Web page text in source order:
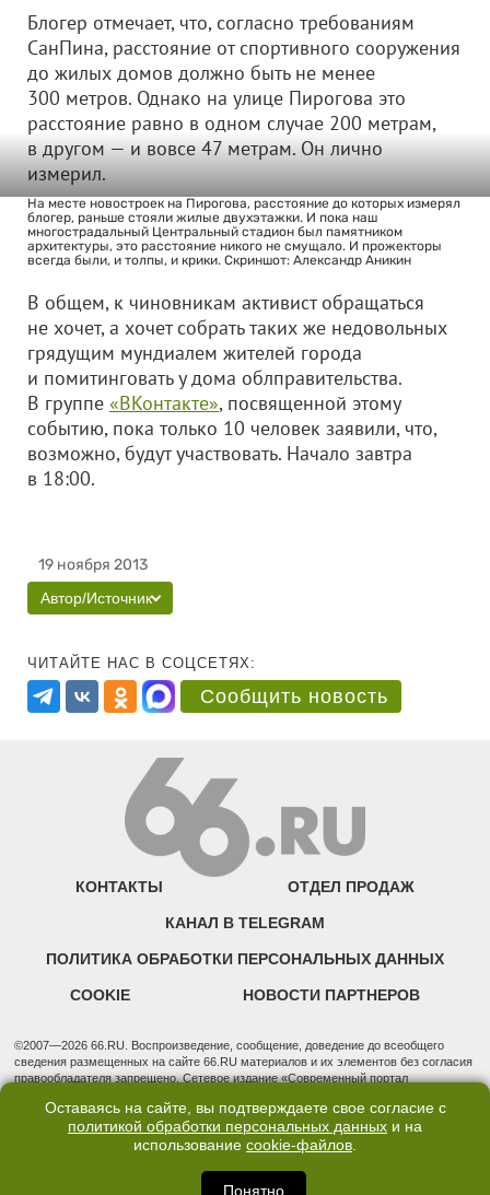
Блогер отмечает, что, согласно требованиям
СанПина, расстояние от спортивного сооружения
до жилых домов должно быть не менее
300 метров. Однако на улице Пирогова это
расстояние равно в одном случае 200 метрам,
в другом — и вовсе 47 метрам. Он лично
измерил.
На месте новостроек на Пирогова, расстояние до которых измерял
блогер, раньше стояли жилые двухэтажки. И пока наш
многострадальный Центральный стадион был памятником
архитектуры, это расстояние никого не смущало. И прожекторы
всегда были, и толпы, и крики. Скриншот: Александр Аникин
В общем, к чиновникам активист обращаться
не хочет, а хочет собрать таких же недовольных
грядущим мундиалем жителей города
и помитинговать у дома облправительства.
В группе «ВКонтакте», посвященной этому
событию, пока только 10 человек заявили, что,
возможно, будут участвовать. Начало завтра
в 18:00.
19 ноября 2013
Автор/Источник
ЧИТАЙТЕ НАС В СОЦСЕТЯХ:
Сообщить новость
КОНТАКТЫ ОТДЕЛ ПРОДАЖ
КАНАЛ В TELEGRAM
ПОЛИТИКА ОБРАБОТКИ ПЕРСОНАЛЬНЫХ ДАННЫХ
COOKIE НОВОСТИ ПАРТНЕРОВ
©2007—2026 66.RU. Воспроизведение, сообщение, доведение до всеобщего
сведения размещенных на сайте 66.RU материалов и их элементов без согласия
правообладателя запрещено. Сетевое издание «Современный портал
надзору в сфере связи, информационных технологий и массовых коммуникаций
(Роскомнадзор). Регистрационный номер ЭЛ № ФС 77 - 76634 от 02.09.2019
Учредитель: Общество с ограниченной ответственностью "66.ру". Юридический
3, оф. 7015 Фактический адрес редакции и отдела продаж: 620014, Свердловская
Оставаясь на сайте, вы подтверждаете свое согласие с
политикой обработки персональных данных и на
использование cookie-файлов.
Понятно